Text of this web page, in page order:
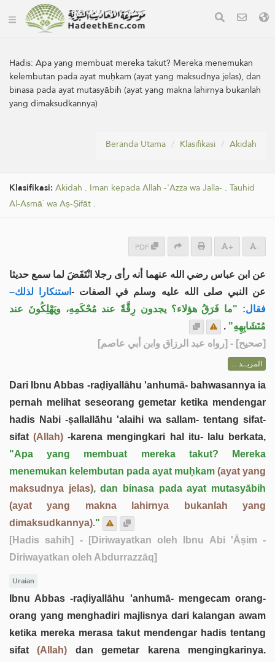
Hadis:Apa yang membuat mereka takut? Mereka menemukan
kelembutan pada ayat muḥkam (ayat yang maksudnya jelas), dan
binasa pada ayat mutasyābih (ayat yang makna lahirnya bukanlah
yang dimaksudkannya)
Beranda Utama Klasifikasi Akidah
Klasifikasi: Akidah . Iman kepada Allah -'Azza wa Jalla- . Tauhid
Al-Asmā` wa Aṣ-Ṣifāt .
PDF + -
عن ابن عباس رضي الله عنهما أنه رأى رجلا انْتَفَضَ لما سمع حديثا
عن النبي صلى الله عليه وسلم في الصفات -استنكارا لذلك–
فقال: "ما فَرَقُ هؤلاء؟ يجدون رِقَّةً عند مُحْكَمِهِ، ويَهْلِكُونَ عند
مُتَشَابِهِهِ" .
[صحيح] - [رواه عبد الرزاق وابن أبي عاصم]
المزيــد ...
Dari Ibnu Abbas -raḍiyallāhu 'anhumā- bahwasannya ia
pernah melihat seseorang gemetar ketika mendengar
hadis Nabi -ṣallallāhu 'alaihi wa sallam- tentang sifat-
sifat(Allah) -karena mengingkari hal itu- lalu berkata,
"Apa yang membuat mereka takut? Mereka
menemukan kelembutan pada ayat muḥkam (ayat yang
maksudnya jelas), dan binasa pada ayat mutasyābih
(ayat yang makna lahirnya bukanlah yang
dimaksudkannya)."
[Hadis sahih]
- [Diriwayatkan oleh Ibnu Abi 'Āṣim -
Diriwayatkan oleh Abdurrazzāq]
Uraian
Ibnu Abbas -raḍiyallāhu 'anhumā- mengecam orang-
orang yang menghadiri majlisnya dari kalangan awam
ketika mereka merasa takut mendengar hadis tentang
sifat(Allah) dan gemetar karena mengingkarinya.